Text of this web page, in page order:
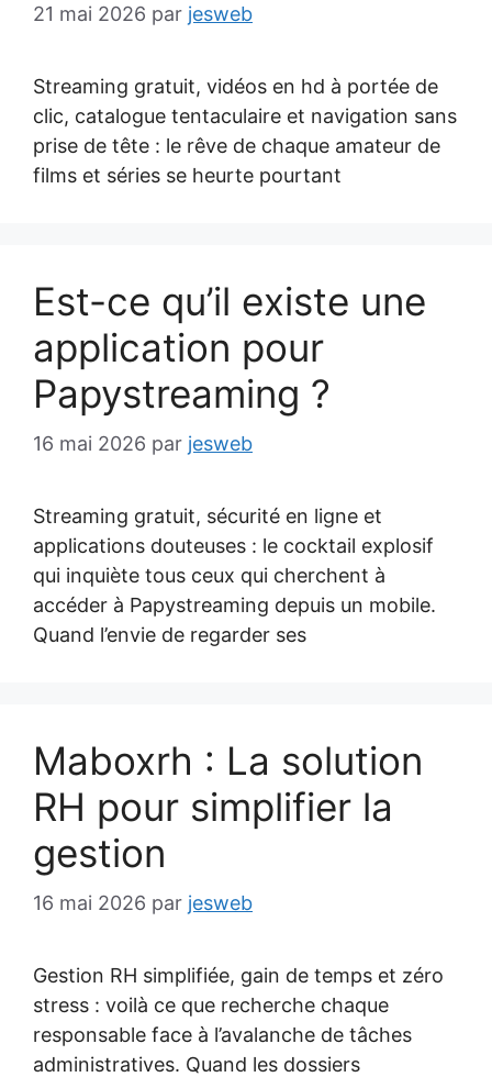
21 mai 2026 par jesweb
Streaming gratuit, vidéos en hd à portée de
clic, catalogue tentaculaire et navigation sans
prise de tête : le rêve de chaque amateur de
films et séries se heurte pourtant
Est-ce qu’il existe une
application pour
Papystreaming ?
16 mai 2026 par jesweb
Streaming gratuit, sécurité en ligne et
applications douteuses : le cocktail explosif
qui inquiète tous ceux qui cherchent à
accéder à Papystreaming depuis un mobile.
Quand l’envie de regarder ses
Maboxrh : La solution
RH pour simplifier la
gestion
16 mai 2026 par jesweb
Gestion RH simplifiée, gain de temps et zéro
stress : voilà ce que recherche chaque
responsable face à l’avalanche de tâches
administratives. Quand les dossiers